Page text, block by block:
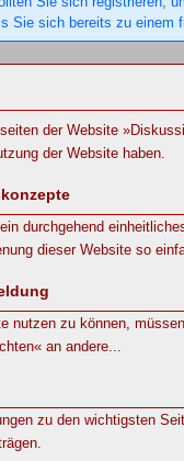
Sie sich bereits zu einem
der Website
der Website haben.
durchgehend
dieser Website so
nutzen zu können,
an andere...
zu den wichtigsten